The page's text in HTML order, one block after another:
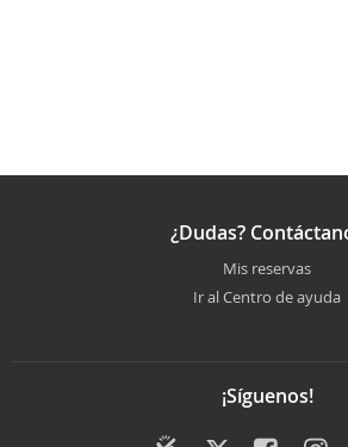
¿Dudas?
Mis reservas
Ir al Centro de ayuda
¡Síguenos!